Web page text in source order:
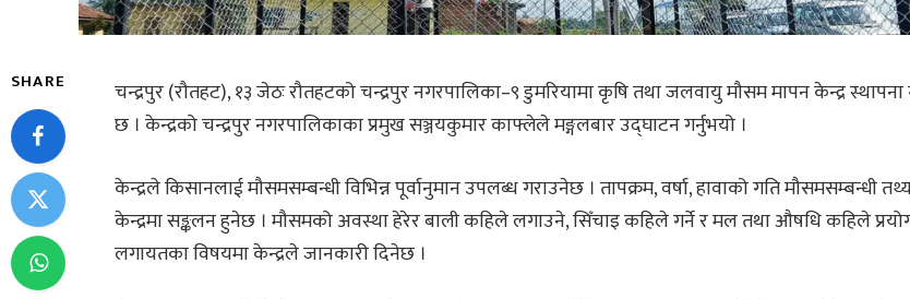
SHARE
चन्द्रपुर (रौतहट), १३ जेठः रौतहटको चन्द्रपुर नगरपालिका–९ डुमरियामा कृषि तथा जलवायु मौसम मापन केन्द्र
छ । केन्द्रको चन्द्रपुर नगरपालिकाका प्रमुख सञ्जयकुमार काफ्लेले मङ्गलबार उद्घाटन गर्नुभयो ।
केन्द्रले किसानलाई मौसमसम्बन्धी विभिन्न पूर्वानुमान उपलब्ध गराउनेछ । तापक्रम, वर्षा, हावाको गति मौसमसम्बन्धी
केन्द्रमा सङ्कलन हुनेछ । मौसमको अवस्था हेरेर बाली कहिले लगाउने, सिँचाइ कहिले गर्ने र मल तथा औषधि कहिले
लगायतका विषयमा केन्द्रले जानकारी दिनेछ ।